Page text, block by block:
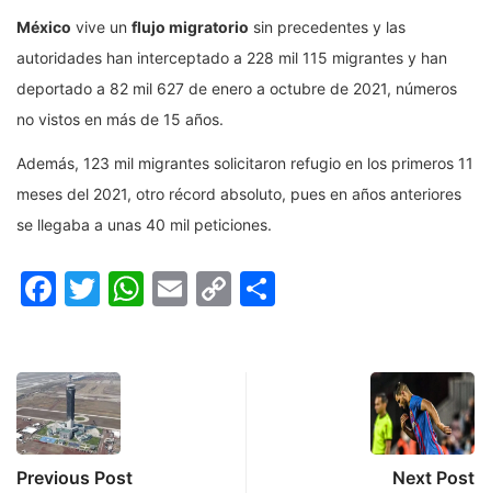
México vive un flujo migratorio sin precedentes y las
autoridades han interceptado a 228 mil 115 migrantes y han
deportado a 82 mil 627 de enero a octubre de 2021, números
no vistos en más de 15 años.
Además, 123 mil migrantes solicitaron refugio en los primeros 11
meses del 2021, otro récord absoluto, pues en años anteriores
se llegaba a unas 40 mil peticiones.
Facebook
Twitter
WhatsApp
Email
Copy
Previous Post Next Post